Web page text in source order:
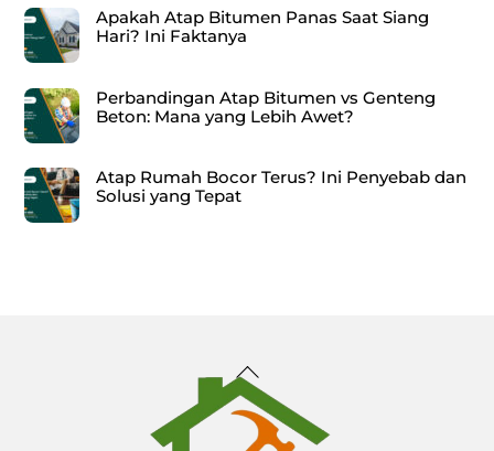
Apakah Atap Bitumen Panas Saat Siang
Hari? Ini Faktanya
Perbandingan Atap Bitumen vs Genteng
Beton: Mana yang Lebih Awet?
Atap Rumah Bocor Terus? Ini Penyebab dan
Solusi yang Tepat
Back
To
Top